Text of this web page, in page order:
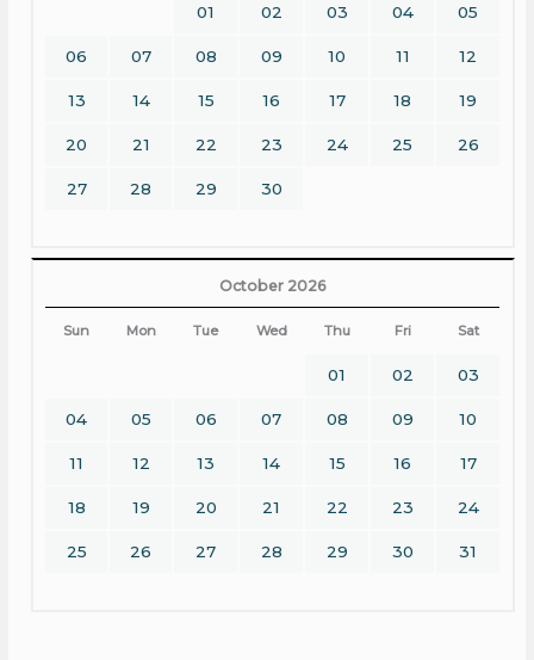
01 02 03 04 05
06 07 08 09 10 11 12
13 14 15 16 17 18 19
20 21 22 23 24 25 26
27 28 29 30
October 2026
Sun Mon Tue Wed Thu Fri Sat
01 02 03
04 05 06 07 08 09 10
11 12 13 14 15 16 17
18 19 20 21 22 23 24
25 26 27 28 29 30 31